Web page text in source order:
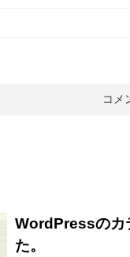
WordPressのカ
た。